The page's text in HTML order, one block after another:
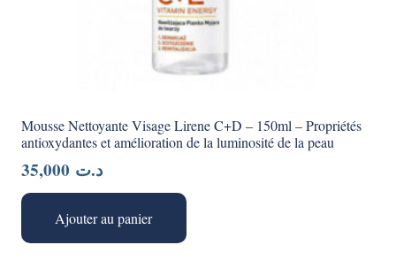
Mousse Nettoyante Visage Lirene C+D – 150ml – Propriétés
antioxydantes et amélioration de la luminosité de la peau
د.ت
Ajouter au panier